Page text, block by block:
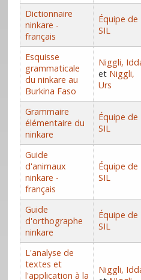
Dictionnaire
ninkare -
français
Équipe de
SIL
Esquisse
grammaticale
du ninkare au
Burkina Faso
Niggli,
et Niggli,
Urs
Grammaire
élémentaire du
ninkare
Équipe de
SIL
Guide
d'animaux
ninkare -
français
Équipe de
SIL
Guide
d'orthographe
ninkare
Équipe de
SIL
L'analyse de
textes et
l'application à la
Niggli,